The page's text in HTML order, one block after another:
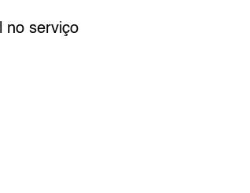
no serviço